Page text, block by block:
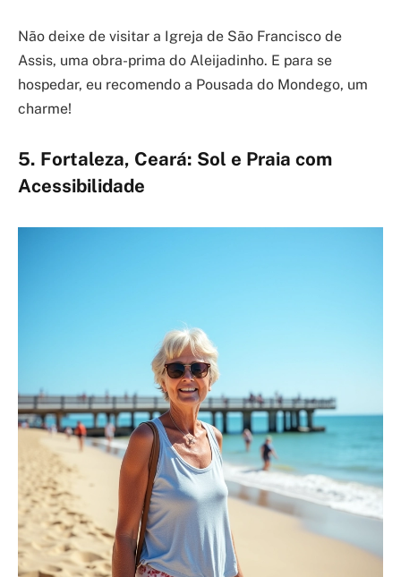
Não deixe de visitar a Igreja de São Francisco de
Assis, uma obra-prima do Aleijadinho. E para se
hospedar, eu recomendo a Pousada do Mondego, um
charme!
5. Fortaleza, Ceará: Sol e Praia com
Acessibilidade